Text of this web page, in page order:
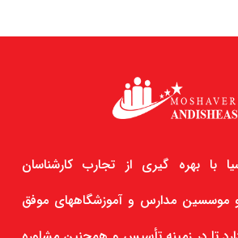
با بهره گیری از تجارب کارشناسان
مدارس و آموزشگاههای موفق